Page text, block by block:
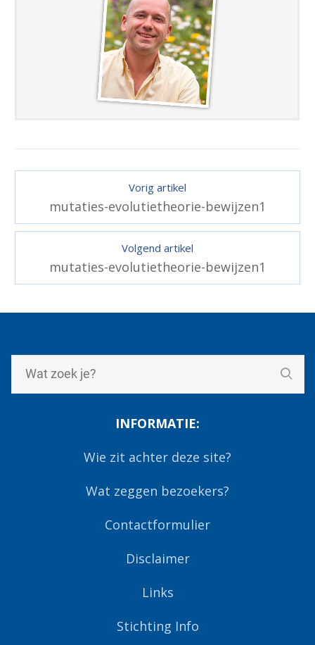
Vorig artikel
mutaties-evolutietheorie-bewijzen1
Volgend artikel
mutaties-evolutietheorie-bewijzen1
INFORMATIE:
Wie zit achter deze site?
Wat zeggen bezoekers?
Contactformulier
Disclaimer
Links
Stichting Info